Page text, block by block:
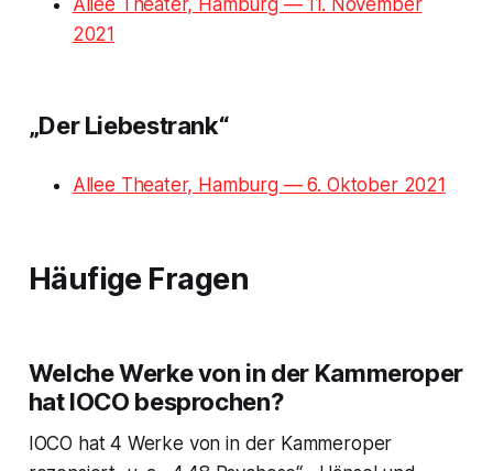
2021
„Der Liebestrank“
Allee Theater, Hamburg — 6. Oktober 2021
Häufige Fragen
Welche Werke von in der Kammeroper
hat IOCO besprochen?
IOCO hat 4 Werke von in der Kammeroper